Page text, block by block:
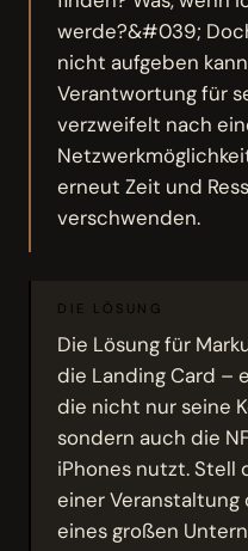
werde?&#039;
nicht aufgeben
Verantwortung für
verzweifelt nach
erneut Zeit und
verschwenden.
DIE LÖSUNG
Die Lösung für
die Landing Card –
die nicht nur seine
sondern auch die
iPhones nutzt. Stell
einer Veranstaltung
eines großen